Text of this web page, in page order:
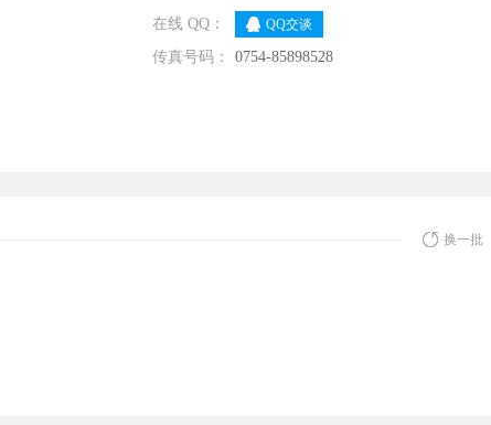
在线 QQ： QQ交谈
传真号码：
0754-85898528
换一批